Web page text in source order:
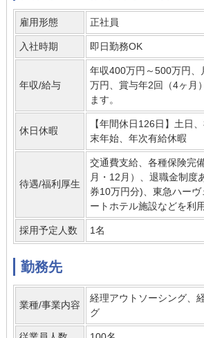
雇用形態 正社員
入社時期 即日勤務OK
年収/給与
年収400万円～500万円
万円、賞与年2回（4ヶ
ます。
休日休暇
【年間休日126日】土日
末年始、年次有給休暇
待遇/福利厚生
交通費支給、各種保険完
月・12月）、退職金制度
券10万円分)、東急ハー
ートホテル施設などを利
採用予定人数 1名
勤務先
業種/事業内容
経理アウトソーシング、
グ